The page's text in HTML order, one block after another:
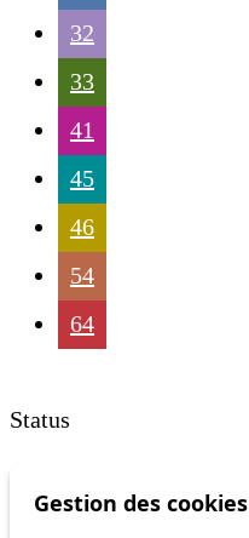
32
33
41
45
46
54
64
Status
Information
Gestion des cookies